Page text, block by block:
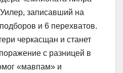
записавший на
и 6 перехватов.
черкасщан и станет
с разницей в
«мавпам» и